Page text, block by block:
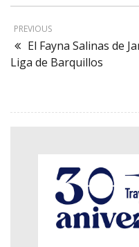
PREVIOUS
El Fayna Salinas de
Liga de Barquillos